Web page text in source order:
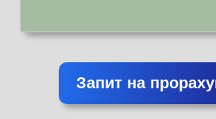
Запит на